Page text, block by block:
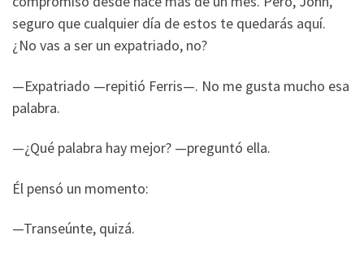
seguro que cualquier día de estos te quedarás aquí.
¿No vas a ser un expatriado, no?
—Expatriado —repitió Ferris—. No me gusta mucho esa
palabra.
—¿Qué palabra hay mejor? —preguntó ella.
Él pensó un momento:
—Transeúnte, quizá.